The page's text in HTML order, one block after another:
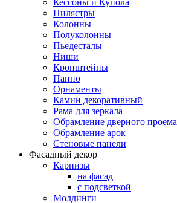
Кессоны и Купола
Пилястры
Колонны
Полуколонны
Пьедесталы
Ниши
Кронштейны
Панно
Орнаменты
Камин декоративный
Рама для зеркала
Обрамление дверного проема
Обрамление арок
Стеновые панели
Фасадный декор
Карнизы
на фасад
с подсветкой
Молдинги